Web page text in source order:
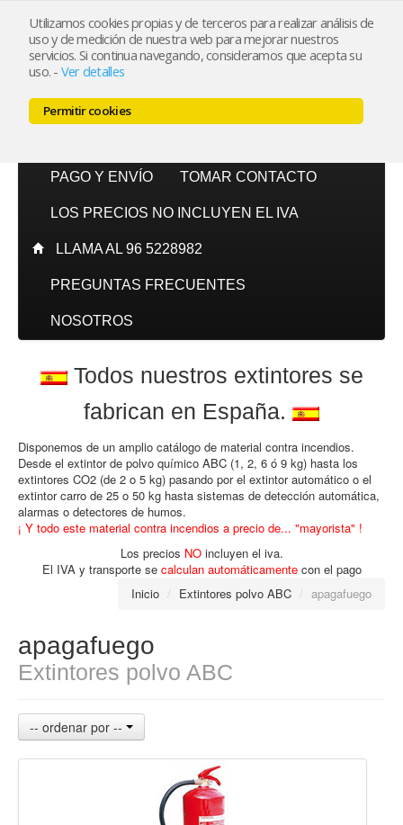
Utilizamos cookies propias y de terceros para realizar análisis de
uso y de medición de nuestra web para mejorar nuestros
servicios. Si continua navegando, consideramos que acepta su
uso. - Ver detalles
Permitir cookies
Mi cuenta
PAGO Y ENVÍO TOMAR CONTACTO
LOS PRECIOS NO INCLUYEN EL IVA
LLAMA AL 96 5228982
PREGUNTAS FRECUENTES
NOSOTROS
Todos nuestros extintores se
fabrican en España.
Disponemos de un amplio catálogo de material contra incendios.
Desde el extintor de polvo químico ABC (1, 2, 6 ó 9 kg) hasta los
extintores CO2 (de 2 o 5 kg) pasando por el extintor automático o el
extintor carro de 25 o 50 kg hasta sistemas de detección automática,
alarmas o detectores de humos.
¡ Y todo este material contra incendios a precio de... "mayorista" !
Los precios NOincluyen el iva.
El IVA y transporte se calculan automáticamentecon el pago
Inicio / Extintores polvo ABC / apagafuego
apagafuego
Extintores polvo ABC
-- ordenar por --